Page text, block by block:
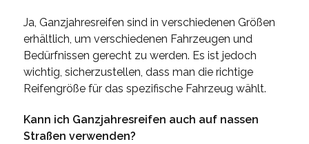
Ja, Ganzjahresreifen sind in verschiedenen Größen
erhältlich, um verschiedenen Fahrzeugen und
Bedürfnissen gerecht zu werden. Es ist jedoch
wichtig, sicherzustellen, dass man die richtige
Reifengröße für das spezifische Fahrzeug wählt.
Kann ich Ganzjahresreifen auch auf nassen
Straßen verwenden?